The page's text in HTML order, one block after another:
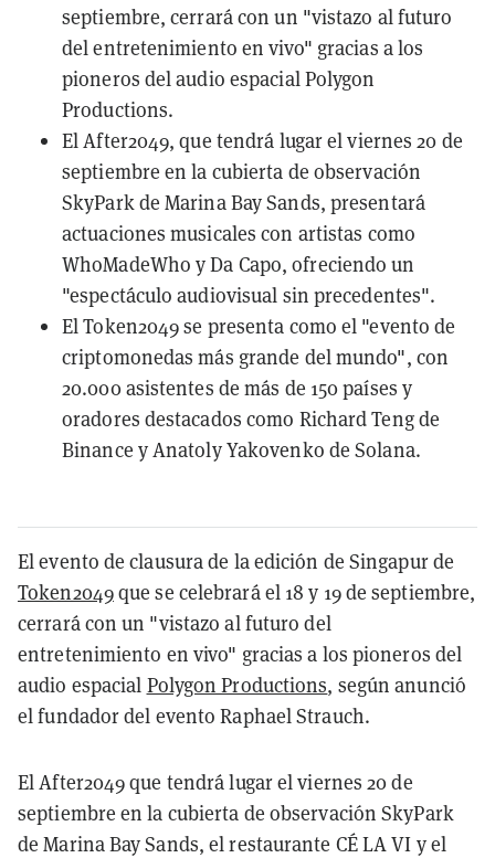
septiembre, cerrará con un "vistazo al futuro
del entretenimiento en vivo" gracias a los
pioneros del audio espacial Polygon
Productions.
El After2049, que tendrá lugar el viernes 20 de
septiembre en la cubierta de observación
SkyPark de Marina Bay Sands, presentará
actuaciones musicales con artistas como
WhoMadeWho y Da Capo, ofreciendo un
"espectáculo audiovisual sin precedentes".
El Token2049 se presenta como el "evento de
criptomonedas más grande del mundo", con
20.000 asistentes de más de 150 países y
oradores destacados como Richard Teng de
Binance y Anatoly Yakovenko de Solana.
El evento de clausura de la edición de Singapur de
Token2049que se celebrará el 18 y 19 de septiembre,
cerrará con un "vistazo al futuro del
entretenimiento en vivo" gracias a los pioneros del
audio espacial Polygon Productions, según anunció
el fundador del evento Raphael Strauch.
El After2049 que tendrá lugar el viernes 20 de
septiembre en la cubierta de observación SkyPark
de Marina Bay Sands, el restaurante CÉ LA VI y el